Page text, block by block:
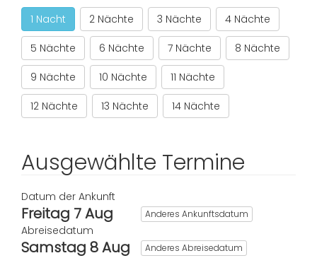
1 Nacht 2 Nächte 3 Nächte 4 Nächte
5 Nächte 6 Nächte 7 Nächte 8 Nächte
9 Nächte 10 Nächte 11 Nächte
12 Nächte 13 Nächte 14 Nächte
Ausgewählte Termine
Datum der Ankunft
Freitag 7 Aug Anderes Ankunftsdatum
Abreisedatum
Samstag 8 Aug Anderes Abreisedatum